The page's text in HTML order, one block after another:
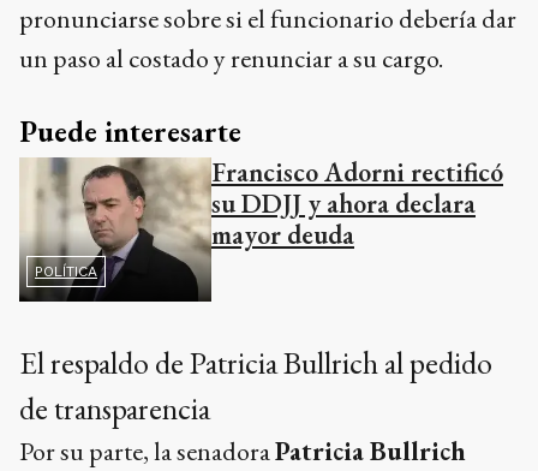
pronunciarse sobre si el funcionario debería dar
un paso al costado y renunciar a su cargo.
Puede interesarte
POLÍTICA
Francisco Adorni rectificó
su DDJJ y ahora declara
mayor deuda
El respaldo de Patricia Bullrich al pedido
de transparencia
Por su parte, la senadoraPatricia Bullrich